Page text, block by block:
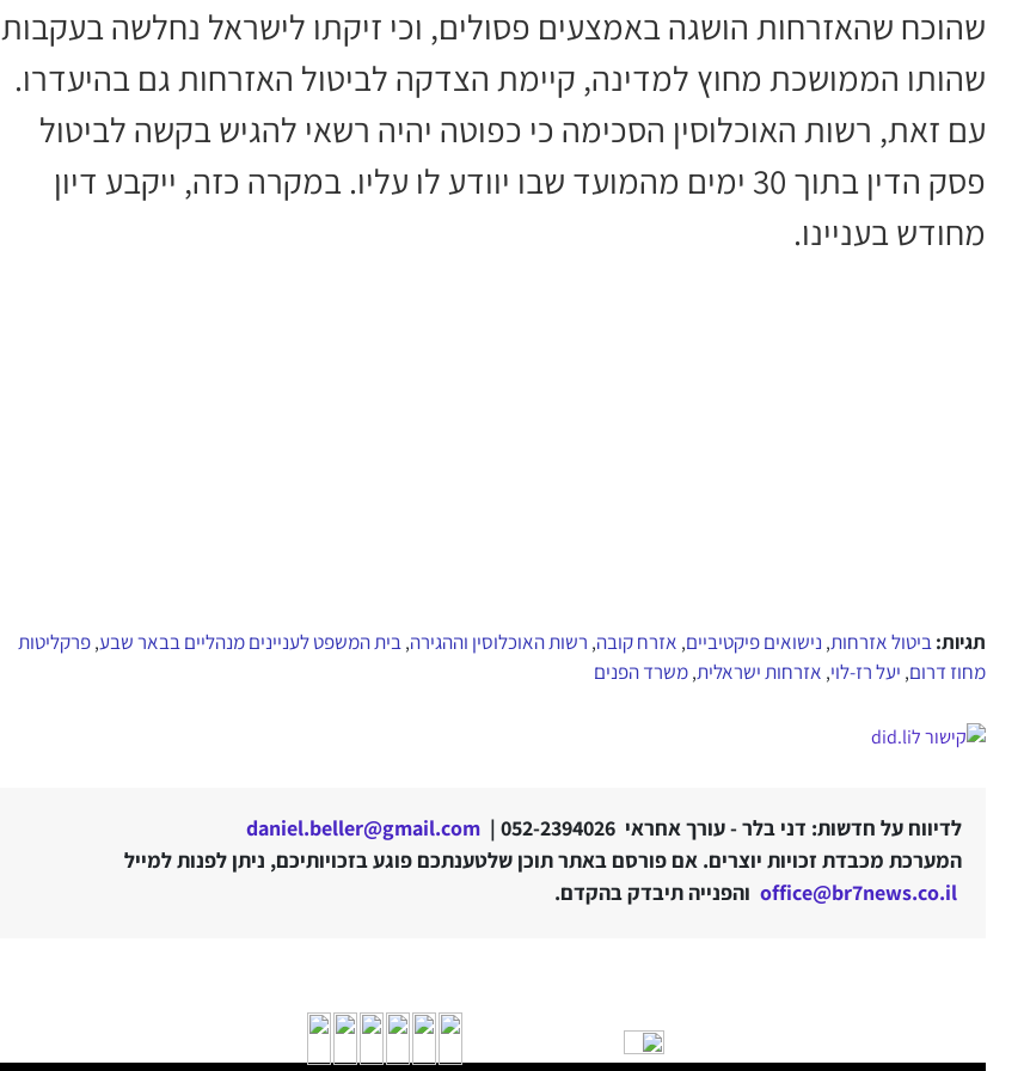
שהוכח שהאזרחות הושגה באמצעים פסולים, וכי זיקתו לישראל נחלשה בעקבות
שהותו הממושכת מחוץ למדינה, קיימת הצדקה לביטול האזרחות גם בהיעדרו.
עם זאת, רשות האוכלוסין הסכימה כי כפוטה יהיה רשאי להגיש בקשה לביטול
פסק הדין בתוך 30 ימים מהמועד שבו יוודע לו עליו. במקרה כזה, ייקבע דיון
מחודש בעניינו.
תגיות:ביטול אזרחות, נישואים פיקטיביים, אזרח קובה, רשות האוכלוסין וההגירה,בית המשפט לעניינים מנהליים בבאר שבע,פרקליטות
מחוז דרום, יעל רז-לוי, אזרחות ישראלית,משרד הפנים
לדיווח על חדשות: דני בלר - עורך אחראי 052-2394026 |
daniel.beller@gmail.com
המערכת מכבדת זכויות יוצרים. אם פורסם באתר תוכן שלטענתכם פוגע בזכויותיכם, ניתן לפנות למייל
office@br7news.co.il והפנייה תיבדק בהקדם.